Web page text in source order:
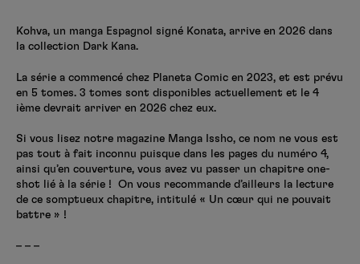
Kohva, un manga Espagnol signé Konata, arrive en 2026 dans
la collection Dark Kana.
La série a commencé chez Planeta Comic en 2023, et est prévu
en 5 tomes. 3 tomes sont disponibles actuellement et le 4
ième devrait arriver en 2026 chez eux.
Si vous lisez notre magazine Manga Issho, ce nom ne vous est
pas tout à fait inconnu puisque dans les pages du numéro 4,
ainsi qu’en couverture, vous avez vu passer un chapitre one-
shot lié à la série ! On vous recommande d’ailleurs la lecture
de ce somptueux chapitre, intitulé « Un cœur qui ne pouvait
battre » !
– – –
Se connecter S’inscrire
Hunter x Hunter
Black Butler